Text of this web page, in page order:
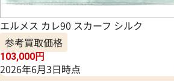
エルメス カレ90 スカーフ シルク
参考買取価格
103,000円
2026年6月3日時点